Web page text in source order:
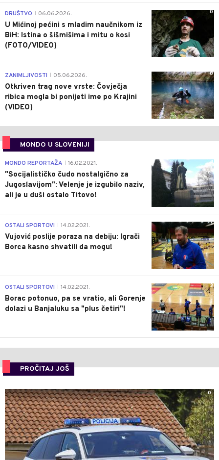
0
DRUŠTVO 06.06.2026.
U Mićinoj pećini s mladim naučnikom iz
BiH: Istina o šišmišima i mitu o kosi
(FOTO/VIDEO)
0
ZANIMLJIVOSTI 05.06.2026.
Otkriven trag nove vrste: Čovječja
ribica mogla bi ponijeti ime po Krajini
(VIDEO)
MONDO U SLOVENIJI
4
MONDO REPORTAŽA 16.02.2021.
"Socijalističko čudo nostalgično za
Jugoslavijom": Velenje je izgubilo naziv,
ali je u duši ostalo Titovo!
1
OSTALI SPORTOVI 14.02.2021.
Vujović poslije poraza na debiju: Igrači
Borca kasno shvatili da mogu!
3
OSTALI SPORTOVI 14.02.2021.
Borac potonuo, pa se vratio, ali Gorenje
dolazi u Banjaluku sa "plus četiri"!
PROČITAJ JOŠ
0